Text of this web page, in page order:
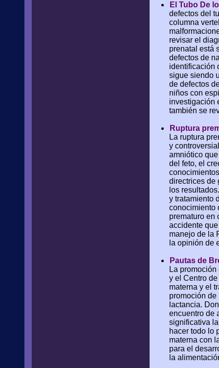
El Tubo De
defectos del
columna
revisar el
prenatal está
defectos de
identificación
sigue siendo
de defectos
niños con
investigación
también se
Ruptura
La ruptura
y
amniótico
del feto, el
directrices de
los
y tratamiento
conocimiento
prematuro en
accidente
manejo de la
la opinión de
Pautas de
La
y el Centro
materna y el
promoción
lactancia.
encuentro de
significativa
hacer todo lo
materna con
para el
la